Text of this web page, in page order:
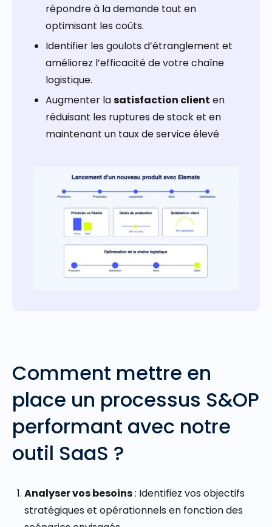
répondre à la demande tout en
optimisant les coûts.
Identifier les goulots d’étranglement et
améliorez l’efficacité de votre chaîne
logistique.
Augmenter lasatisfaction client en
réduisant les ruptures de stock et en
maintenant un taux de service élevé
Comment mettre en
place un processus S&OP
performant avec notre
outil SaaS ?
Analyser vos besoins: Identifiez vos objectifs
stratégiques et opérationnels en fonction des